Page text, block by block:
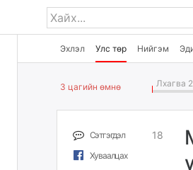
Эхлэл Улс төр Нийгэм
3 цагийн өмнө Лхагва
Сэтгэгдэл 18
Хуваалцах